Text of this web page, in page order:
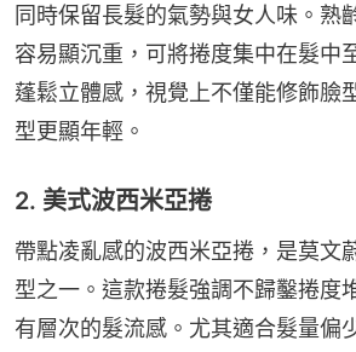
同時保留長髮的氣勢與女人味。熟
容易顯沉重，可將捲度集中在髮中
蓬鬆立體感，視覺上不僅能修飾臉
型更顯年輕。
2. 美式波西米亞捲
帶點凌亂感的波西米亞捲，是莫文
型之一。這款捲髮強調不歸鑿捲度
有層次的髮流感。尤其適合髮量偏